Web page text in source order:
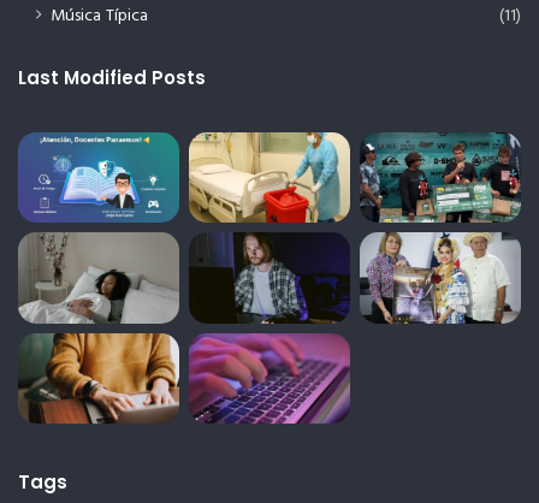
Música Típica
(11)
Last Modified Posts
Tags